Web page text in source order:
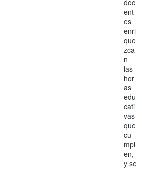
doc
ent
es
enri
que
zca
n
las
hor
as
edu
cati
vas
que
cu
mpl
en,
y se